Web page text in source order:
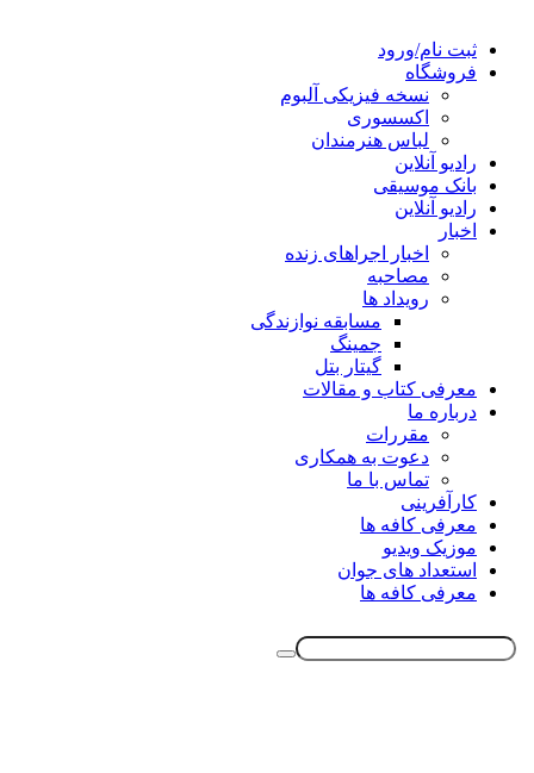
ثبت نام/ورود
فروشگاه
نسخه فیزیکی آلبوم
اکسسوری
لباس هنرمندان
رادیو آنلاین
بانک موسیقی
رادیو آنلاین
اخبار
اخبار اجراهای زنده
مصاحبه
رویداد ها
مسابقه نوازندگی
جمینگ
گیتار بتل
معرفی کتاب و مقالات
درباره ما
مقررات
دعوت به همکاری
تماس با ما
کارآفرینی
معرفی کافه ها
موزیک ویدیو
استعداد های جوان
معرفی کافه ها